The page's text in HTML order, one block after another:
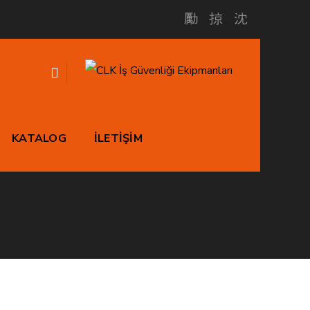
KATALOG İLETİŞİM